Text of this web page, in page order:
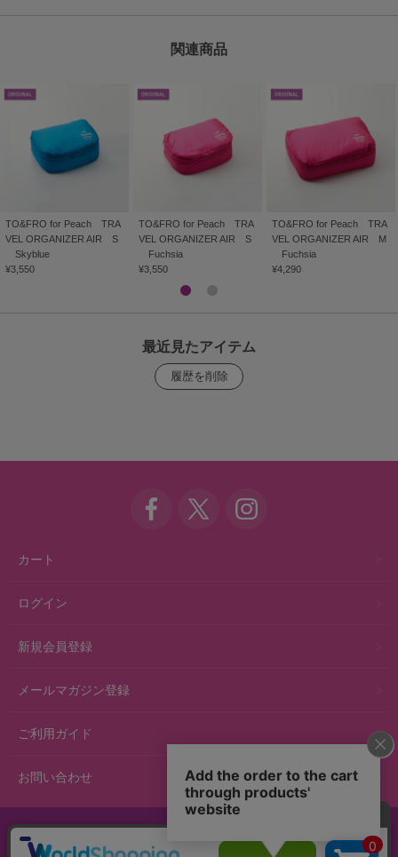
関連商品
TO&FRO for Peach TRA
VEL ORGANIZER AIR S
Skyblue
¥3,550
TO&FRO for Peach TRA
VEL ORGANIZER AIR S
Fuchsia
¥3,550
TO&FRO for Peach TRA
VEL ORGANIZER AIR M
Fuchsia
¥4,290
最近見たアイテム
カート
ログイン
新規会員登録
メールマガジン登録
ご利用ガイド
お問い合わせ